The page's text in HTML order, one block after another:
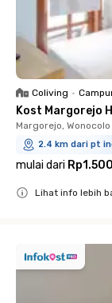
Coliving •
Kost Margorejo
Margorejo, Wonocolo
2.4 km dari pt
mulai dari
Lihat info lebih